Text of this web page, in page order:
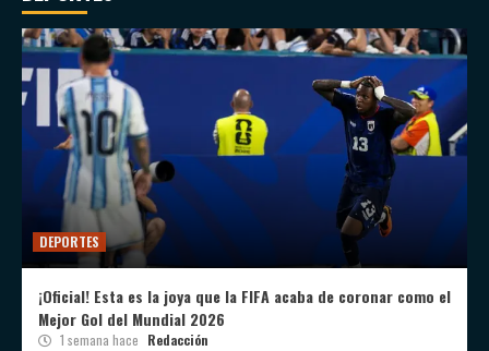
DEPORTES
¡Oficial! Esta es la joya que la FIFA acaba de coronar como el
Mejor Gol del Mundial 2026
1 semana hace Redacción